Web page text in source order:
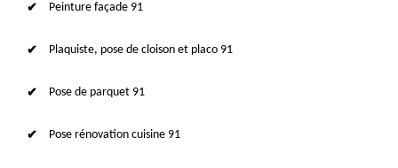
Peinture façade 91
Plaquiste, pose de cloison et placo 91
Pose de parquet 91
Pose rénovation cuisine 91